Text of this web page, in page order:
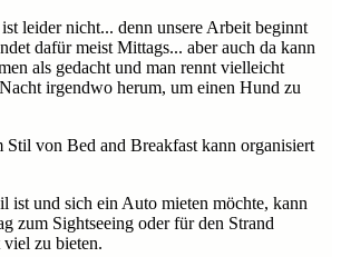
leider nicht... denn unsere Arbeit beginnt
dafür meist Mittags... aber auch da kann
als gedacht und man rennt vielleicht
irgendwo herum, um einen Hund zu
von Bed and Breakfast kann organisiert
ist und sich ein Auto mieten möchte, kann
zum Sightseeing oder für den Strand
zu bieten.